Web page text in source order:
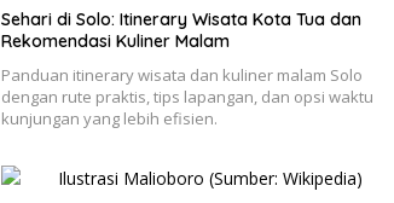
Sehari di Solo: Itinerary Wisata Kota Tua dan
Rekomendasi Kuliner Malam
Panduan itinerary wisata dan kuliner malam Solo
dengan rute praktis, tips lapangan, dan opsi waktu
kunjungan yang lebih efisien.